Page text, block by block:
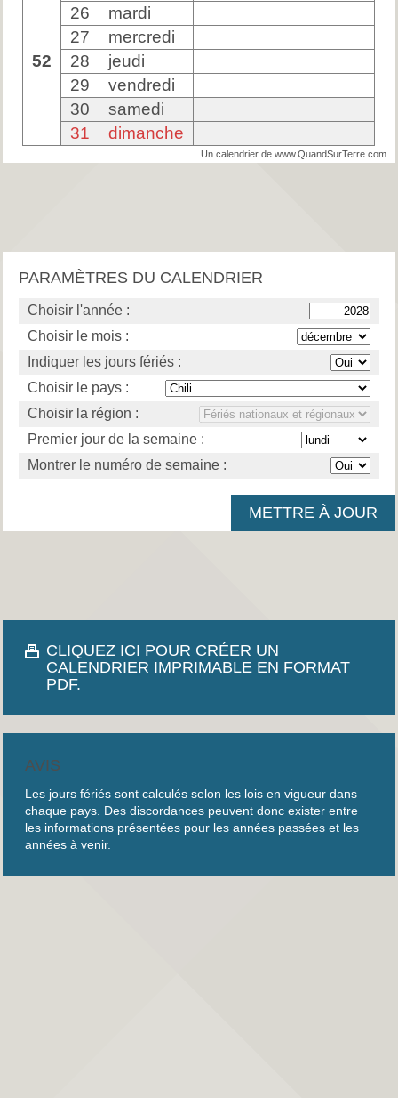
52
26
mardi
27
mercredi
28
jeudi
29
vendredi
30
samedi
31
dimanche
Un calendrier de www.QuandSurTerre.com
PARAMÈTRES DU CALENDRIER
Choisir l'année :
Choisir le mois :
Indiquer les jours fériés :
Choisir le pays :
Choisir la région :
Premier jour de la semaine :
Montrer le numéro de semaine :
CLIQUEZ ICI POUR CRÉER UN
CALENDRIER IMPRIMABLE EN FORMAT
PDF.
AVIS
Les jours fériés sont calculés selon les lois en vigueur dans
chaque pays. Des discordances peuvent donc exister entre
les informations présentées pour les années passées et les
années à venir.